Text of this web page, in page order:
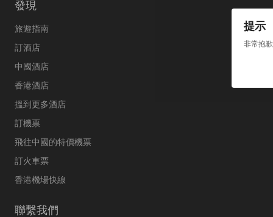
提示
非常抱
發現
旅遊指南
訂酒店
中國酒店
香港酒店
搵到更多酒店
訂機票
飛往中國的特價機票
訂火車票
香港機場快線
聯繫我們